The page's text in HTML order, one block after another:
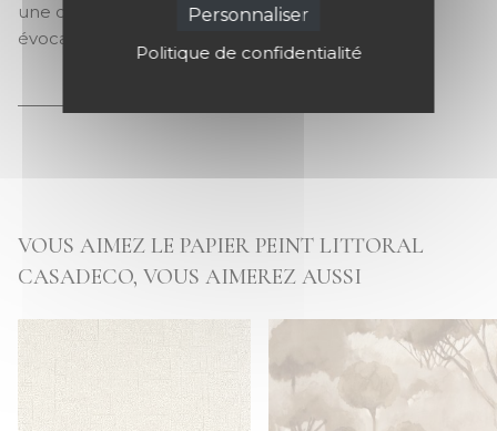
une crique déserte. C’est le cadeau de Littoral,
évocation tout en pureté des rivages du Midi.
VOUS AIMEZ LE PAPIER PEINT LITTORAL
CASADECO, VOUS AIMEREZ AUSSI
Personnaliser
Politique de confidentialité